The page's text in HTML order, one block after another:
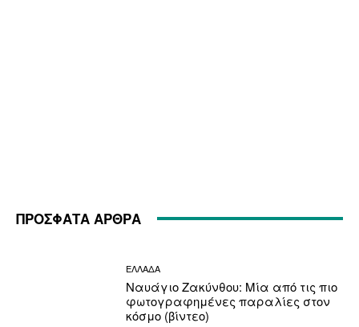
ΠΡΟΣΦΑΤΑ ΑΡΘΡΑ
ΕΛΛΑΔΑ
Ναυάγιο Ζακύνθου: Μία από τις πιο
φωτογραφημένες παραλίες στον
κόσμο (βίντεο)